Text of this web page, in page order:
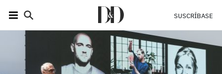
SUSCRÍBASE